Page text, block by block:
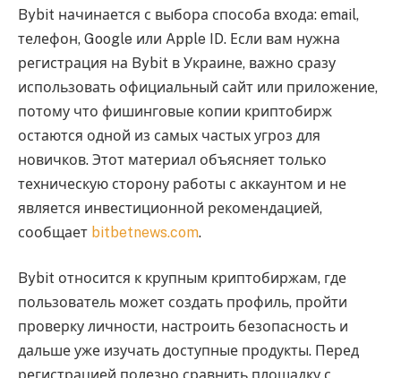
Bybit начинается с выбора способа входа: email,
телефон, Google или Apple ID. Если вам нужна
регистрация на Bybit в Украине, важно сразу
использовать официальный сайт или приложение,
потому что фишинговые копии криптобирж
остаются одной из самых частых угроз для
новичков. Этот материал объясняет только
техническую сторону работы с аккаунтом и не
является инвестиционной рекомендацией,
сообщает bitbetnews.com.
Bybit относится к крупным криптобиржам, где
пользователь может создать профиль, пройти
проверку личности, настроить безопасность и
дальше уже изучать доступные продукты. Перед